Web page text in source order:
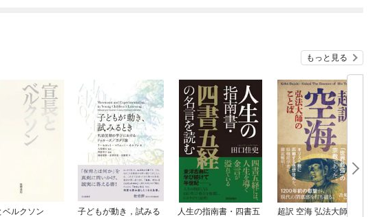
もっと見る
ベルクソン
子どもが動き，試みる
人生の指南書・四書五
超訳 空海 弘法大師の